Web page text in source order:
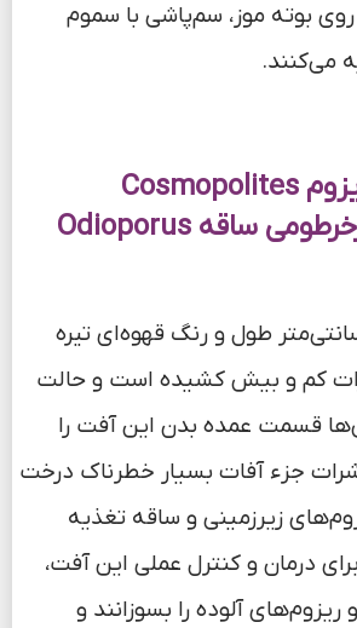
بوته موز، سم‌پاشی با سموم
می‌کنند.
2. سرخرطومی ریزوم Cosmopolites
sardidus و سرخرطومی ساقه Odioporus
طول و رنگ قهوه‌ای تیره
کم‌ و بیش کشیده است و حالت
قسمت عمده بدن این آفت را
جزء آفات بسیار خطرناک درخت
زیرزمینی و ساقه تغذیه
درمان و کنترل عملی این آفت،
ریزوم‌های آلوده را بسوزانند و